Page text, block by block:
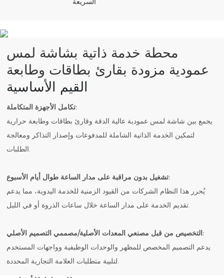
محطة خدمة ذاتية بشاشة لمس
عمودية مزودة بقارئ بطاقات وطابعة
القيم الأساسية
تكامل الأجهزة المتكاملة:
يجمع بين شاشة لمس عمودية عالية الدقة وقارئ بطاقات وطابعة حرارية
لتمكين الخدمة الذاتية الشاملة للمدفوعات وإصدار التذاكر ومعالجة
الطلبات.
تشغيل بدون مراقبة على مدار الساعة طوال أيام الأسبوع:
يُحرر هذا النظام الشركات من القيود الزمنية للخدمة اليدوية، مما يدعم
تقديم الخدمة على مدار الساعة خلال ساعات الذروة أو في الليل.
التخصيص من قبل مصنعي المعدات الأصلية/مصممي التصميم الأصلي:
يدعم التصميم المخصص للمظهر والوحدات الوظيفية وواجهات المستخدم
لتلبية متطلبات العلامة التجارية المحددة.